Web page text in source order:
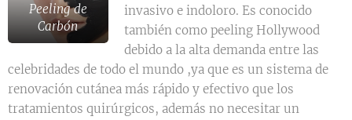
Peeling de
Carbón
invasivo e indoloro. Es conocido
también como peeling Hollywood
debido a la alta demanda entre las
celebridades de todo el mundo ,ya que es un sistema de
renovación cutánea más rápido y efectivo que los
tratamientos quirúrgicos, además no necesitar un